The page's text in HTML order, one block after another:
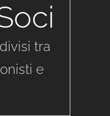
tra
e